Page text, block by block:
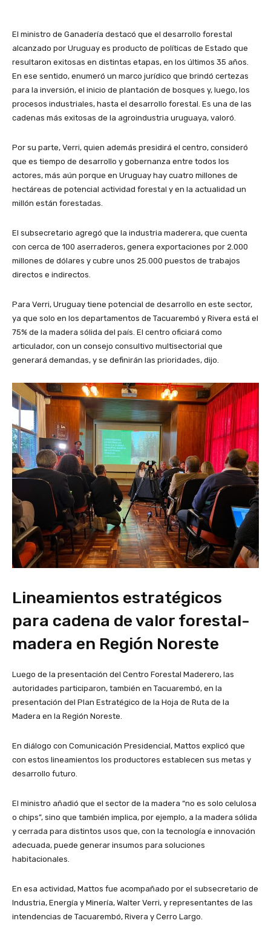
El ministro de Ganadería destacó que el desarrollo forestal
alcanzado por Uruguay es producto de políticas de Estado que
resultaron exitosas en distintas etapas, en los últimos 35 años.
En ese sentido, enumeró un marco jurídico que brindó certezas
para la inversión, el inicio de plantación de bosques y, luego, los
procesos industriales, hasta el desarrollo forestal. Es una de las
cadenas más exitosas de la agroindustria uruguaya, valoró.
Por su parte, Verri, quien además presidirá el centro, consideró
que es tiempo de desarrollo y gobernanza entre todos los
actores, más aún porque en Uruguay hay cuatro millones de
hectáreas de potencial actividad forestal y en la actualidad un
millón están forestadas.
El subsecretario agregó que la industria maderera, que cuenta
con cerca de 100 aserraderos, genera exportaciones por 2.000
millones de dólares y cubre unos 25.000 puestos de trabajos
directos e indirectos.
Para Verri, Uruguay tiene potencial de desarrollo en este sector,
ya que solo en los departamentos de Tacuarembó y Rivera está el
75% de la madera sólida del país. El centro oficiará como
articulador, con un consejo consultivo multisectorial que
generará demandas, y se definirán las prioridades, dijo.
Lineamientos estratégicos
para cadena de valor forestal-
madera en Región Noreste
Luego de la presentación del Centro Forestal Maderero, las
autoridades participaron, también en Tacuarembó, en la
presentación del Plan Estratégico de la Hoja de Ruta de la
Madera en la Región Noreste.
En diálogo con Comunicación Presidencial, Mattos explicó que
con estos lineamientos los productores establecen sus metas y
desarrollo futuro.
El ministro añadió que el sector de la madera “no es solo celulosa
o chips”, sino que también implica, por ejemplo, a la madera sólida
y cerrada para distintos usos que, con la tecnología e innovación
adecuada, puede generar insumos para soluciones
habitacionales.
En esa actividad, Mattos fue acompañado por el subsecretario de
Industria, Energía y Minería, Walter Verri, y representantes de las
intendencias de Tacuarembó, Rivera y Cerro Largo.